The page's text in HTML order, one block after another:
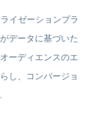
イゼーションプラ
データに基づいた
ーディエンスのエ
し、コンバージョ